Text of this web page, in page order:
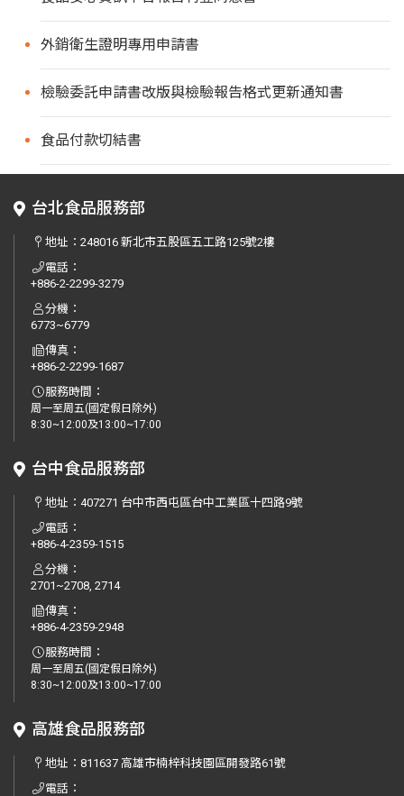
外銷衛生證明專用申請書
檢驗委託申請書改版與檢驗報告格式更新通知書
食品付款切結書
台北食品服務部
地址：248016 新北市五股區五工路125號2樓
電話：
+886-2-2299-3279
分機：
6773~6779
傳真：
+886-2-2299-1687
服務時間：
周一至周五(國定假日除外)
8:30~12:00及13:00~17:00
台中食品服務部
地址：407271 台中市西屯區台中工業區十四路9號
電話：
+886-4-2359-1515
分機：
2701~2708, 2714
傳真：
+886-4-2359-2948
服務時間：
周一至周五(國定假日除外)
8:30~12:00及13:00~17:00
高雄食品服務部
地址：811637 高雄市楠梓科技園區開發路61號
電話：